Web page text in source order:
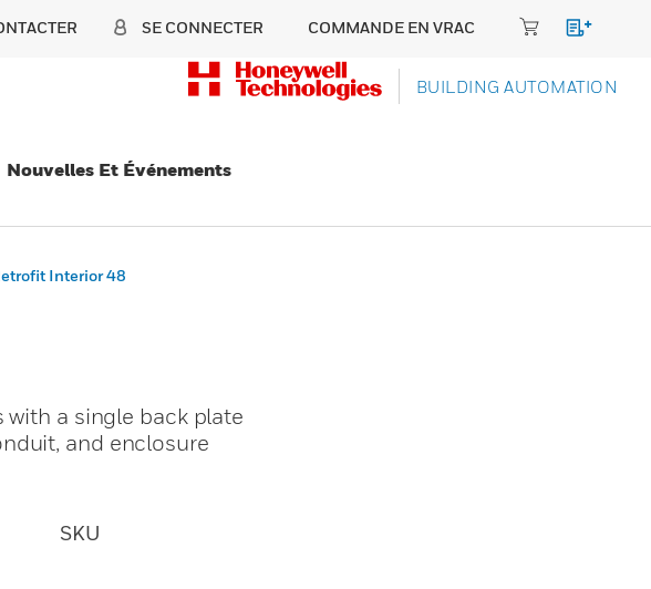
SE CONNECTER COMMANDE EN VRAC
BUILDING AUTOMATION
Nouvelles Et Événements
Interior 48
a single back plate
and enclosure
SKU